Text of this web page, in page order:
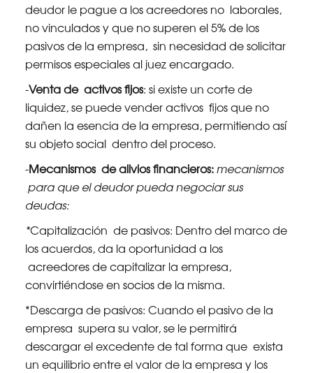
deudor le pague a los acreedores no laborales,
no vinculados y que no superen el 5% de los
pasivos de la empresa, sin necesidad de solicitar
permisos especiales al juez encargado.
-Venta de activos fijos: si existe un corte de
liquidez, se puede vender activos fijos que no
dañen la esencia de la empresa, permitiendo así
su objeto social dentro del proceso.
-Mecanismos de alivios financieros:mecanismos
para que el deudor pueda negociar sus
deudas:
*Capitalización de pasivos: Dentro del marco de
los acuerdos, da la oportunidad a los
acreedores de capitalizar la empresa,
convirtiéndose en socios de la misma.
*Descarga de pasivos: Cuando el pasivo de la
empresa supera su valor, se le permitirá
descargar el excedente de tal forma que exista
un equilibrio entre el valor de la empresa y los